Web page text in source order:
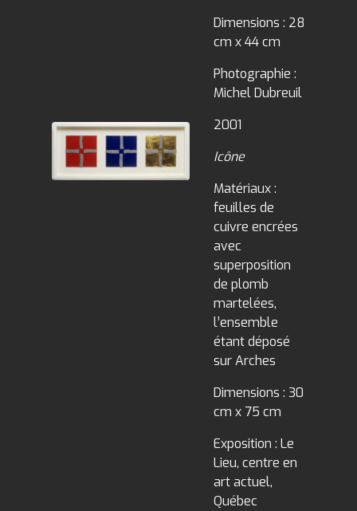
Dimensions : 28
cm x 44 cm
Photographie :
Michel Dubreuil
2001
Icône
Matériaux :
feuilles de
cuivre encrées
avec
superposition
de plomb
martelées,
l’ensemble
étant déposé
sur Arches
Dimensions : 30
cm x 75 cm
Exposition : Le
Lieu, centre en
art actuel,
Québec